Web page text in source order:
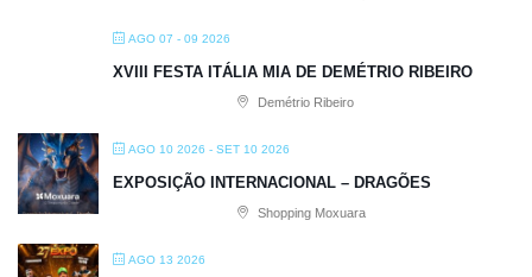
AGO 07 - 09 2026
XVIII FESTA ITÁLIA MIA DE DEMÉTRIO RIBEIRO
Demétrio Ribeiro
AGO 10 2026 - SET 10 2026
EXPOSIÇÃO INTERNACIONAL – DRAGÕES
Shopping Moxuara
AGO 13 2026